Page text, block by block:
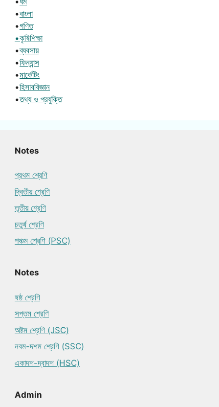
•বাংলা
•গণিত
•কৃষিশিক্ষা
•ব্যবসায়
•ফিন্যান্স
•মার্কেটিং
•হিসাববিজ্ঞান
•তথ্য ও প্রযুক্তি
Notes
প্রথম শ্রেণি
দ্বিতীয় শ্রেণি
তৃতীয় শ্রেণি
চতুর্থ শ্রেণি
পঞ্চম শ্রেণি (PSC)
Notes
ষষ্ঠ শ্রেণি
সপ্তম শ্রেণি
অষ্টম শ্রেণি (JSC)
নবম-দশম শ্রেণি (SSC)
একাদশ-দ্বাদশ (HSC)
Admin